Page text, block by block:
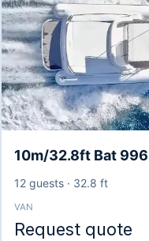
10m/32.8ft Bat
12 guests· 32.8 ft
VAN
Request quote